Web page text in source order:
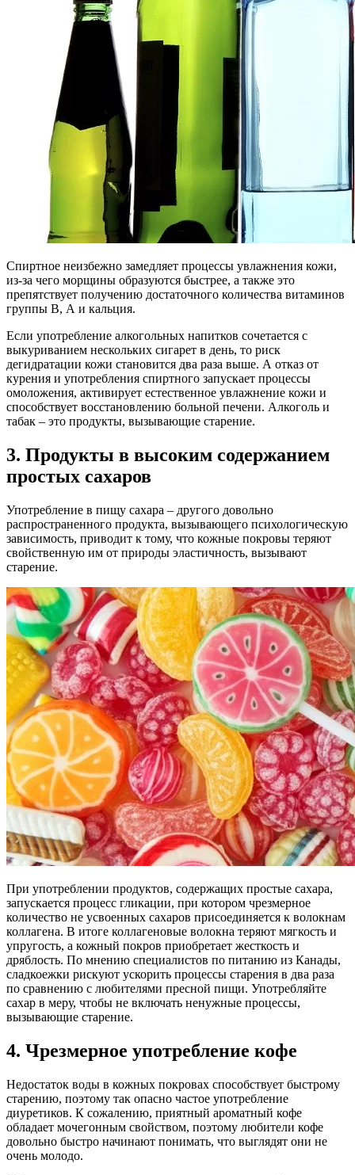
Спиртное неизбежно замедляет процессы увлажнения кожи,
из-за чего морщины образуются быстрее, а также это
препятствует получению достаточного количества витаминов
группы В, А и кальция.
Если употребление алкогольных напитков сочетается с
выкуриванием нескольких сигарет в день, то риск
дегидратации кожи становится два раза выше. А отказ от
курения и употребления спиртного запускает процессы
омоложения, активирует естественное увлажнение кожи и
способствует восстановлению больной печени. Алкоголь и
табак – это продукты, вызывающие старение.
3. Продукты в высоким содержанием
простых сахаров
Употребление в пищу сахара – другого довольно
распространенного продукта, вызывающего психологическую
зависимость, приводит к тому, что кожные покровы теряют
свойственную им от природы эластичность, вызывают
старение.
При употреблении продуктов, содержащих простые сахара,
запускается процесс гликации, при котором чрезмерное
количество не усвоенных сахаров присоединяется к волокнам
коллагена. В итоге коллагеновые волокна теряют мягкость и
упругость, а кожный покров приобретает жесткость и
дряблость. По мнению специалистов по питанию из Канады,
сладкоежки рискуют ускорить процессы старения в два раза
по сравнению с любителями пресной пищи. Употребляйте
сахар в меру, чтобы не включать ненужные процессы,
вызывающие старение.
4. Чрезмерное употребление кофе
Недостаток воды в кожных покровах способствует быстрому
старению, поэтому так опасно частое употребление
диуретиков. К сожалению, приятный ароматный кофе
обладает мочегонным свойством, поэтому любители кофе
довольно быстро начинают понимать, что выглядят они не
очень молодо.